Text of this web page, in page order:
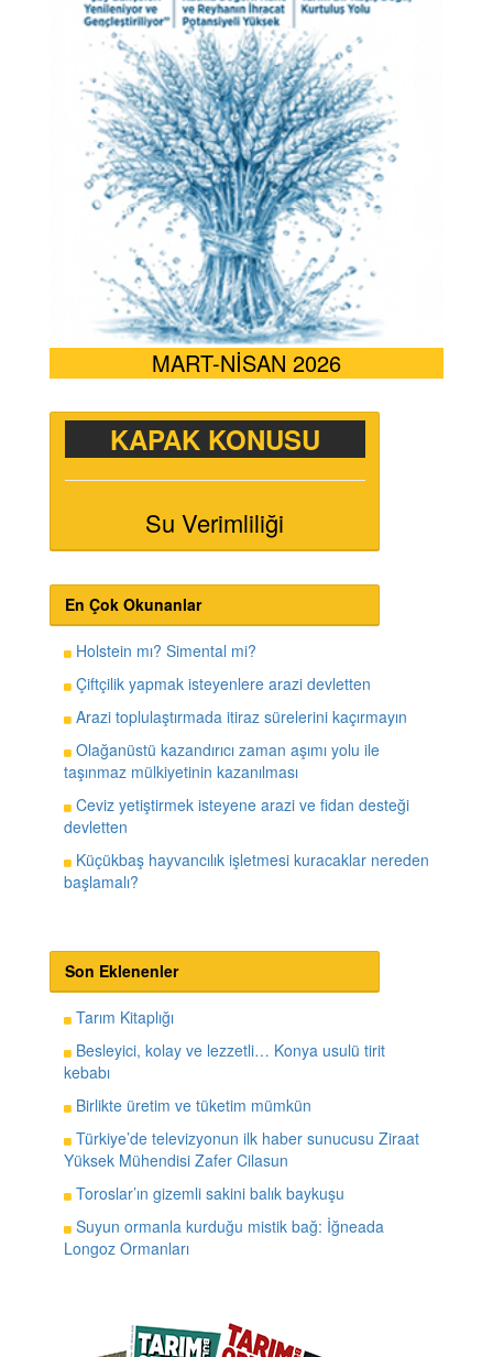
MART-NİSAN 2026
KAPAK KONUSU
Su Verimliliği
En Çok Okunanlar
Holstein mı? Simental mi?
Çiftçilik yapmak isteyenlere arazi devletten
Arazi toplulaştırmada itiraz sürelerini kaçırmayın
Olağanüstü kazandırıcı zaman aşımı yolu ile
taşınmaz mülkiyetinin kazanılması
Ceviz yetiştirmek isteyene arazi ve fidan desteği
devletten
Küçükbaş hayvancılık işletmesi kuracaklar nereden
başlamalı?
Son Eklenenler
Tarım Kitaplığı
Besleyici, kolay ve lezzetli… Konya usulü tirit
kebabı
Birlikte üretim ve tüketim mümkün
Türkiye’de televizyonun ilk haber sunucusu Ziraat
Yüksek Mühendisi Zafer Cilasun
Toroslar’ın gizemli sakini balık baykuşu
Suyun ormanla kurduğu mistik bağ: İğneada
Longoz Ormanları